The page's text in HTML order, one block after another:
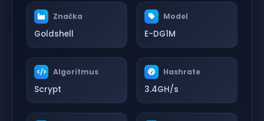
Značka
Goldshell
Model
E-DG1M
Algoritmus
Scrypt
Hashrate
3.4GH/s